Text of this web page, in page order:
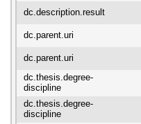
dc.description.result
dc.parent.uri
dc.parent.uri
dc.thesis.degree-
discipline
dc.thesis.degree-
discipline